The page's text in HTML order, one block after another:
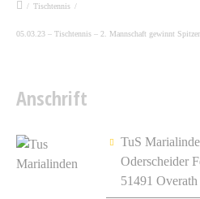
/ Tischtennis /
05.03.23 – Tischtennis – 2. Mannschaft gewinnt
Anschrift
TuS
Oderscheider
51491 Overath